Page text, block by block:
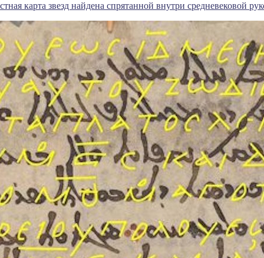
карта звезд найдена спрятанной внутри средневековой